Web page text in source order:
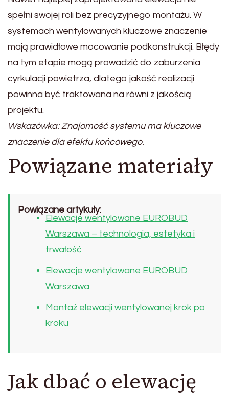
spełni swojej roli bez precyzyjnego montażu. W
systemach wentylowanych kluczowe znaczenie
mają prawidłowe mocowanie podkonstrukcji. Błędy
na tym etapie mogą prowadzić do zaburzenia
cyrkulacji powietrza, dlatego jakość realizacji
powinna być traktowana na równi z jakością
projektu.
Wskazówka: Znajomość systemu ma kluczowe
znaczenie dla efektu końcowego.
Powiązane materiały
Powiązane artykuły:
Elewacje wentylowane EUROBUD
Warszawa – technologia, estetyka i
trwałość
Elewacje wentylowane EUROBUD
Warszawa
Montaż elewacji wentylowanej krok po
kroku
Jak dbać o elewację